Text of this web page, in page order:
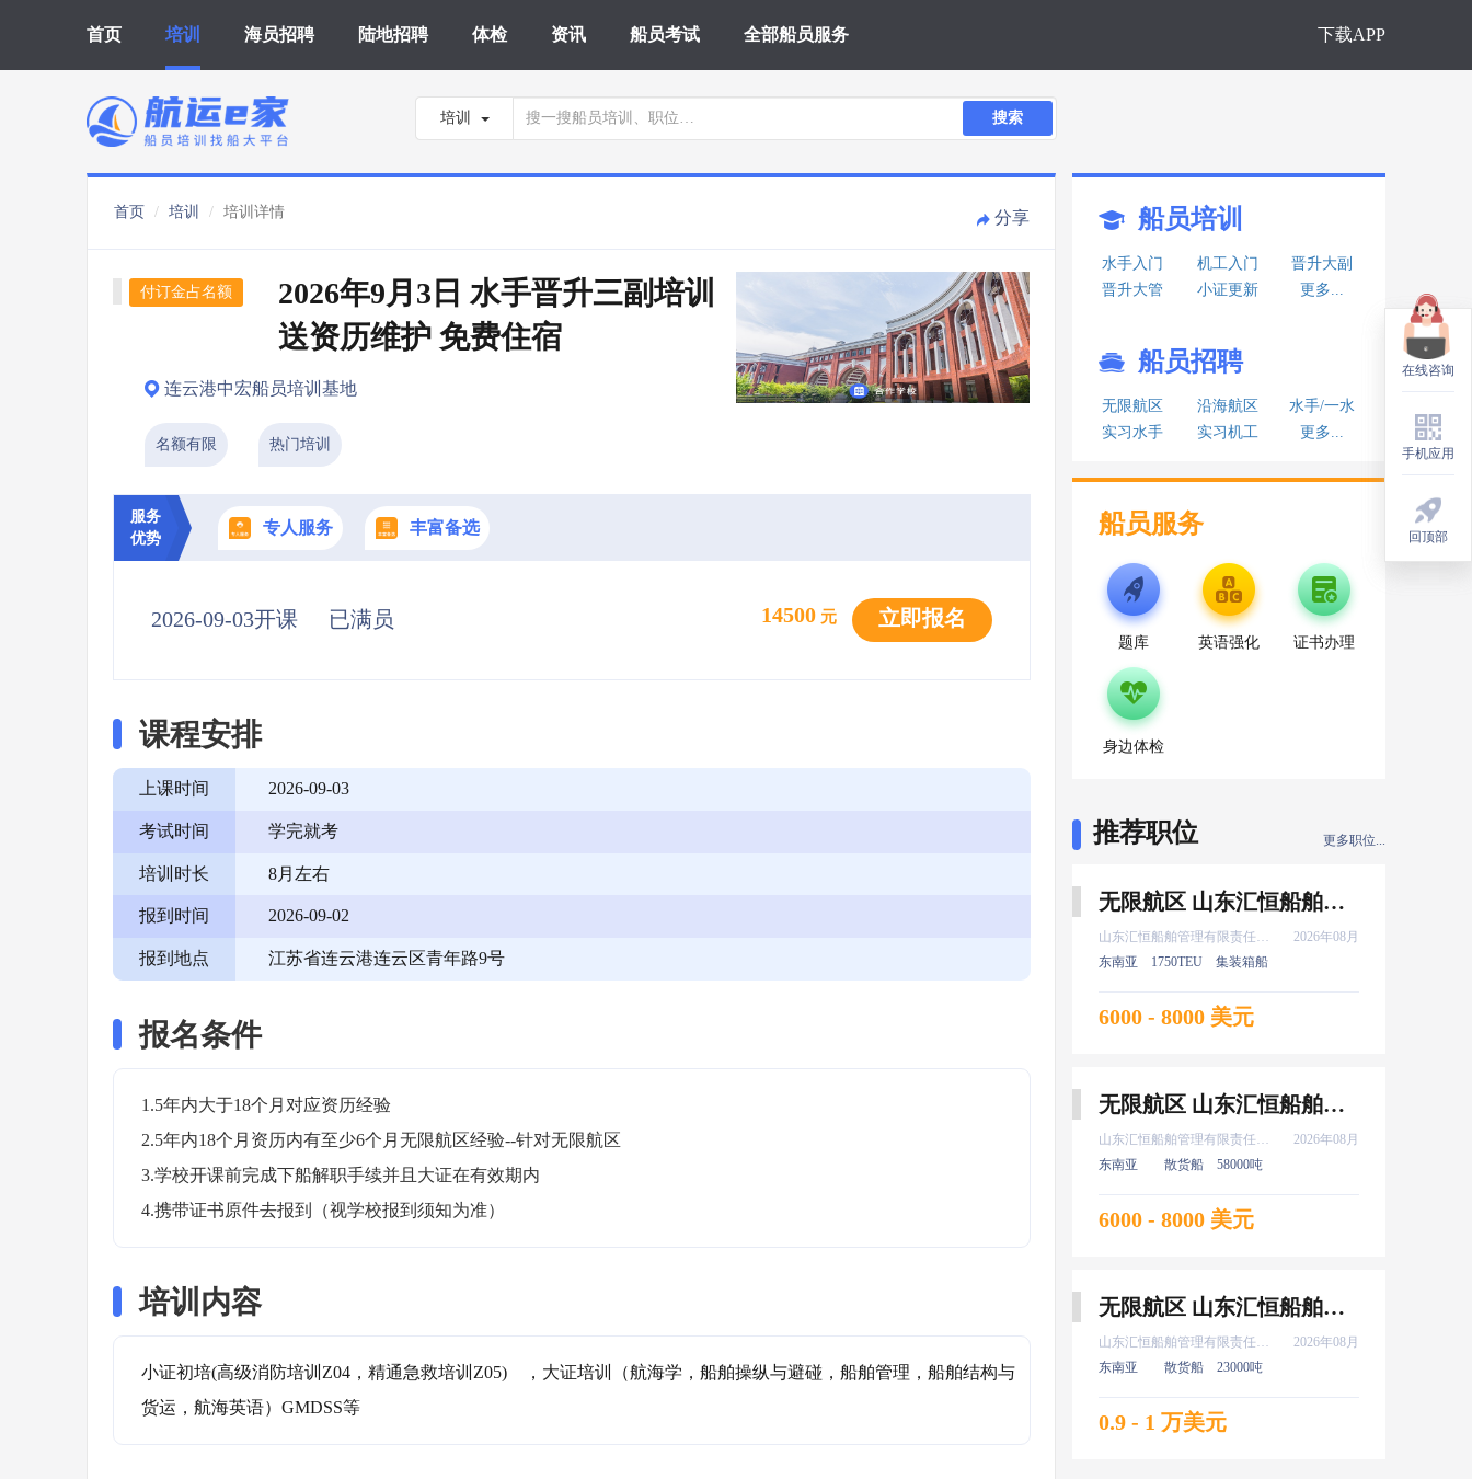
首页 培训 海员招聘 陆地招聘 体检 资讯 船员考试 全部船员服务 下载APP
培训 搜索
首页 培训 培训详情 分享
付订金占名额
2026年9月3日 水手晋升三副培训
送资历维护 免费住宿
连云港中宏船员培训基地
名额有限 热门培训
服务
优势
专人服务 丰富备选
2026-09-03开课 已满员 14500 元 立即报名
课程安排
上课时间 2026-09-03
考试时间 学完就考
培训时长 8月左右
报到时间 2026-09-02
报到地点 江苏省连云港连云区青年路9号
报名条件
1.5年内大于18个月对应资历经验
2.5年内18个月资历内有至少6个月无限航区经验--针对无限航区
3.学校开课前完成下船解职手续并且大证在有效期内
4.携带证书原件去报到（视学校报到须知为准）
培训内容
小证初培(高级消防培训Z04，精通急救培训Z05)    ，大证培训（航海学，船舶操纵与避碰，船舶管理，船舶结构与
货运，航海英语）GMDSS等
船员培训
水手入门 机工入门
晋升大副
晋升大管
小证更新 更多...
船员招聘
无限航区 沿海航区
水手/一水
实习水手
实习机工 更多...
船员服务
题库 英语强化 证书办理
身边体检
推荐职位 更多职位...
无限航区 山东汇恒船舶管理有限责任公司 大副 8月上船
山东汇恒船舶管理有限责任公司
2026年08月
东南亚
1750TEU 集装箱船
6000 - 8000 美元
无限航区 山东汇恒船舶管理有限责任公司 大副 8月上船
山东汇恒船舶管理有限责任公司
2026年08月
东南亚
散货船 58000吨
6000 - 8000 美元
无限航区 山东汇恒船舶管理有限责任公司 船长 8月上船
山东汇恒船舶管理有限责任公司
2026年08月
东南亚
散货船 23000吨
0.9 - 1 万美元
在线咨询
手机应用
回顶部
在线咨询
手机应用
回顶部